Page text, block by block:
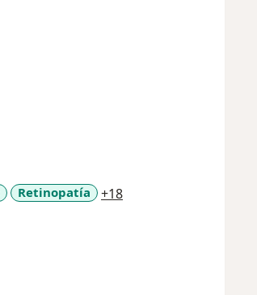
Retinopatía +18a11y_sr_more_diseases